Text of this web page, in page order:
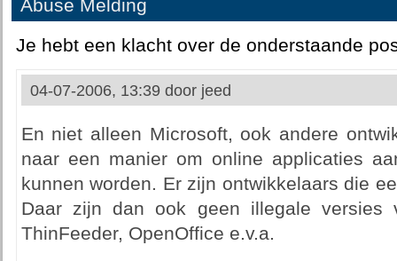
Abuse Melding
Je hebt een klacht over de onderstaande
04-07-2006, 13:39 door jeed
En niet alleen Microsoft, ook andere
naar een manier om online applicaties
kunnen worden. Er zijn ontwikkelaars die
Daar zijn dan ook geen illegale versies
ThinFeeder, OpenOffice e.v.a.